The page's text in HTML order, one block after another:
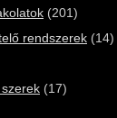
(201)
rendszerek (14)
(17)